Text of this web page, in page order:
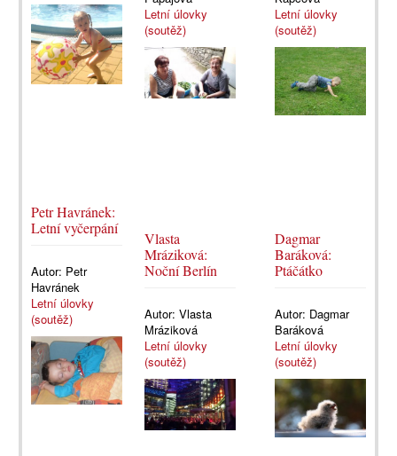
Letní úlovky
(soutěž)
Letní úlovky
(soutěž)
Petr Havránek:
Letní vyčerpání
Autor: Petr
Havránek
Letní úlovky
(soutěž)
Vlasta
Mráziková:
Noční Berlín
Autor:Vlasta
Mráziková
Letní úlovky
(soutěž)
Dagmar
Baráková:
Ptáčátko
Autor: Dagmar
Baráková
Letní úlovky
(soutěž)